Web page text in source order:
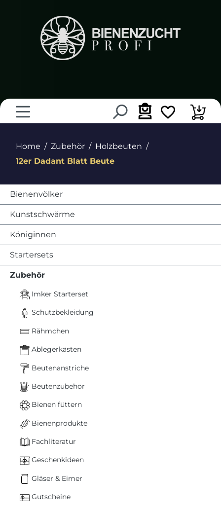
Home Zubehör
Holzbeuten
12er Dadant Blatt Beute
Bienenvölker
Kunstschwärme
Königinnen
Startersets
Zubehör
Imker Starterset
Schutzbekleidung
Rähmchen
Ablegerkästen
Beutenanstriche
Beutenzubehör
Bienen füttern
Bienenprodukte
Fachliteratur
Geschenkideen
Gläser & Eimer
Gutscheine